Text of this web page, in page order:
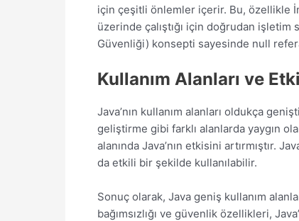
için çeşitli önlemler içerir. Bu, özellikle
üzerinde çalıştığı için doğrudan işletim
Güvenliği) konsepti sayesinde null
Kullanım Alanları ve
Java’nın kullanım alanları oldukça
geliştirme gibi farklı alanlarda yaygın
alanında Java’nın etkisini artırmıştır.
da etkili bir şekilde kullanılabilir.
Sonuç olarak, Java geniş kullanım
bağımsızlığı ve güvenlik özellikleri,